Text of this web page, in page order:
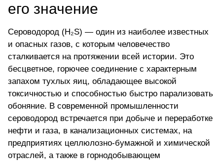
его значение
Сероводород (H₂S) — один из наиболее известных
и опасных газов, с которым человечество
сталкивается на протяжении всей истории. Это
бесцветное, горючее соединение с характерным
запахом тухлых яиц, обладающее высокой
токсичностью и способностью быстро парализовать
обоняние. В современной промышленности
сероводород встречается при добыче и переработке
нефти и газа, в канализационных системах, на
предприятиях целлюлозно-бумажной и химической
отраслей, а также в горнодобывающем